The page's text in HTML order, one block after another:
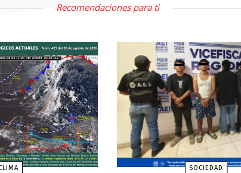
Recomendaciones para ti
SOCIEDAD